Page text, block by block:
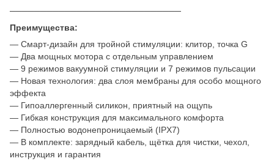
────────────────────────────
Преимущества:
— Смарт-дизайн для тройной стимуляции: клитор, точка G
— Два мощных мотора с отдельным управлением
— 9 режимов вакуумной стимуляции и 7 режимов пульсации
— Новая технология: два слоя мембраны для особо мощного
эффекта
— Гипоаллергенный силикон, приятный на ощупь
— Гибкая конструкция для максимального комфорта
— Полностью водонепроницаемый (IPX7)
— В комплекте: зарядный кабель, щётка для чистки, чехол,
инструкция и гарантия